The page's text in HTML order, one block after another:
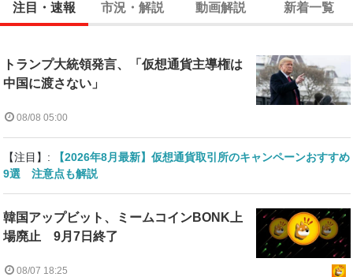
注目・速報 市況・解説 動画解説 新着一覧
トランプ大統領発言、「仮想通貨主導権は
中国に渡さない」
08/08 05:00
【注目】:
【2026年8月最新】仮想通貨取引所のキャンペーンおすすめ
9選 注意点も解説
韓国アップビット、ミームコインBONK上
場廃止 9月7日終了
08/07 18:25